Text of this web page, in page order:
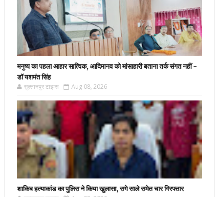
मनुष्य का पहला आहार सात्विक, आदिमानव को मांसाहारी बताना तर्क संगत नहीं -
डॉ यशमंत सिंह
सुल्तानपुर टाइम्स Aug 08, 2026
शाकिब हत्याकांड का पुलिस ने किया खुलासा, सगे साले समेत चार गिरफ्तार